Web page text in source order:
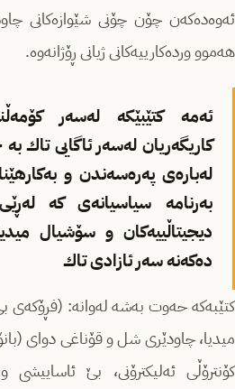
ئەوەدەكەن چۆن چۆنی شێوازەكانی
ھەموو وردەكارییەكانی ژیانی ڕۆژانەوە.
ئەمە كتێبێكە لەسەر
كاریگەریان لەسەر ئاگایی تاك
لەبارەی پەرەسەندن و
بەرنامە سیاسیانەی كە
دیجیتاڵییەكان و سۆشیال
دەكەنە سەر ئازادی تاك
كتێبەكە حەوت بەشە لەوانە: (فڕۆكەی
میدیا، چاودێری شل و قۆناغی دوای
كۆنترۆڵی ئەلیكترۆنی، بێ